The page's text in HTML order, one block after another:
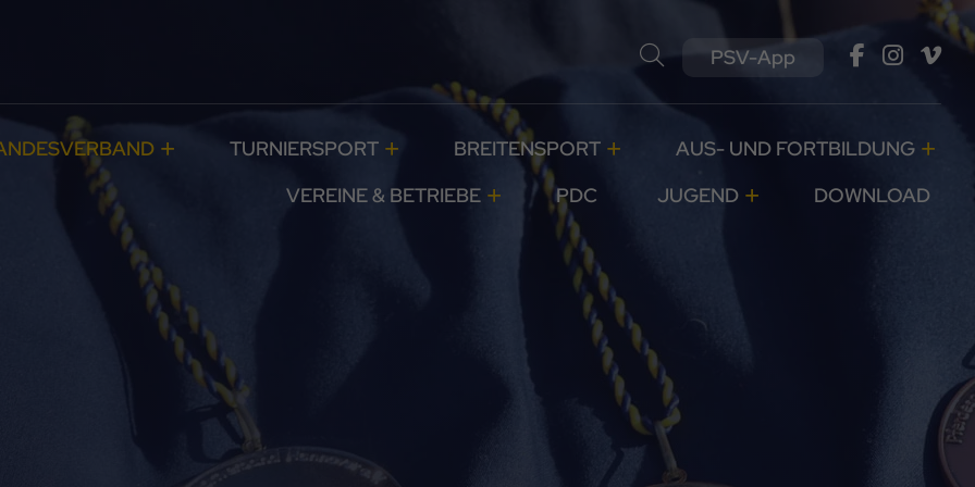
PSV-App
TURNIERSPORT BREITENSPORT
AUS- UND FORTBILDUNG
VEREINE & BETRIEBE
PDC JUGEND DOWNLOAD